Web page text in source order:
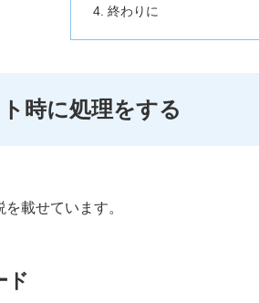
終わりに
時に処理をする
載せています。
ド